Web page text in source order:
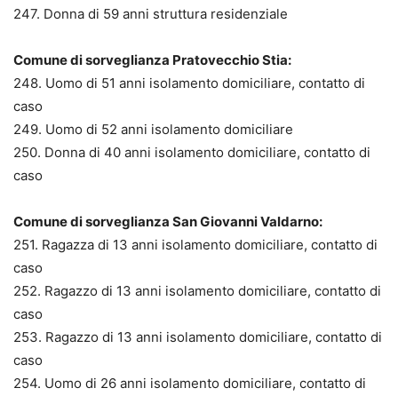
247. Donna di 59 anni struttura residenziale
Comune di sorveglianza Pratovecchio Stia:
248. Uomo di 51 anni isolamento domiciliare, contatto di
caso
249. Uomo di 52 anni isolamento domiciliare
250. Donna di 40 anni isolamento domiciliare, contatto di
caso
Comune di sorveglianza San Giovanni Valdarno:
251. Ragazza di 13 anni isolamento domiciliare, contatto di
caso
252. Ragazzo di 13 anni isolamento domiciliare, contatto di
caso
253. Ragazzo di 13 anni isolamento domiciliare, contatto di
caso
254. Uomo di 26 anni isolamento domiciliare, contatto di